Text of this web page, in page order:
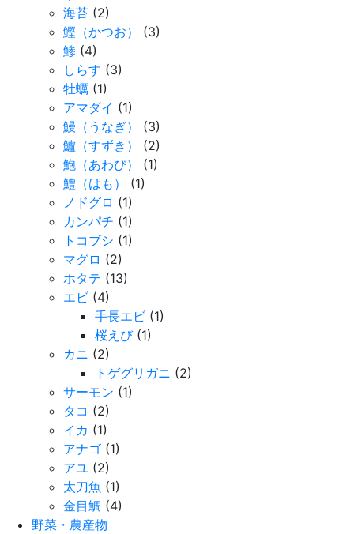
海苔 (2)
鰹（かつお）
(3)
鯵 (4)
しらす (3)
牡蠣 (1)
アマダイ (1)
鰻（うなぎ）
(3)
鱸（すずき）
(2)
鮑（あわび）
(1)
鱧（はも）
(1)
ノドグロ (1)
カンパチ (1)
トコブシ (1)
マグロ (2)
ホタテ (13)
エビ (4)
手長エビ (1)
桜えび(1)
カニ (2)
トゲグリガニ (2)
サーモン (1)
タコ (2)
イカ (1)
アナゴ (1)
アユ (2)
太刀魚 (1)
金目鯛 (4)
野菜・農産物